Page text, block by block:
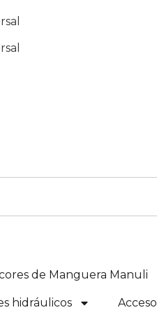
de Manguera Manuli
hidráulicos